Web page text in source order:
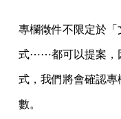
專欄徵件不限定於
式⋯⋯都可以提案，
式，我們將會確認
數。